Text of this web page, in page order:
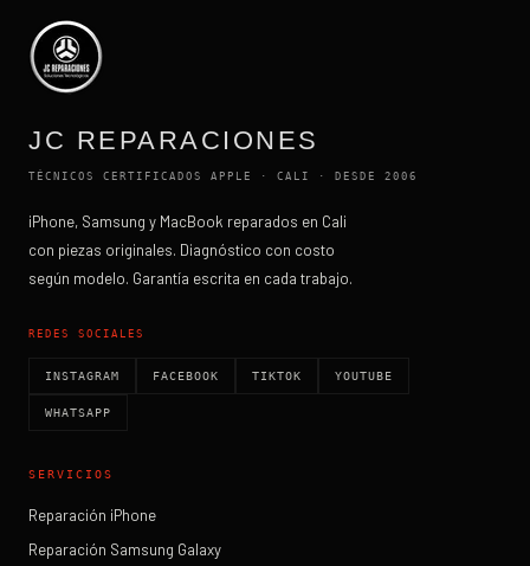
JC REPARACIONES
TÉCNICOS CERTIFICADOS APPLE · CALI · DESDE 2006
iPhone, Samsung y MacBook reparados en Cali
con piezas originales. Diagnóstico con costo
según modelo. Garantía escrita en cada trabajo.
REDES SOCIALES
INSTAGRAM FACEBOOK TIKTOK YOUTUBE
WHATSAPP
SERVICIOS
Reparación iPhone
Reparación Samsung Galaxy